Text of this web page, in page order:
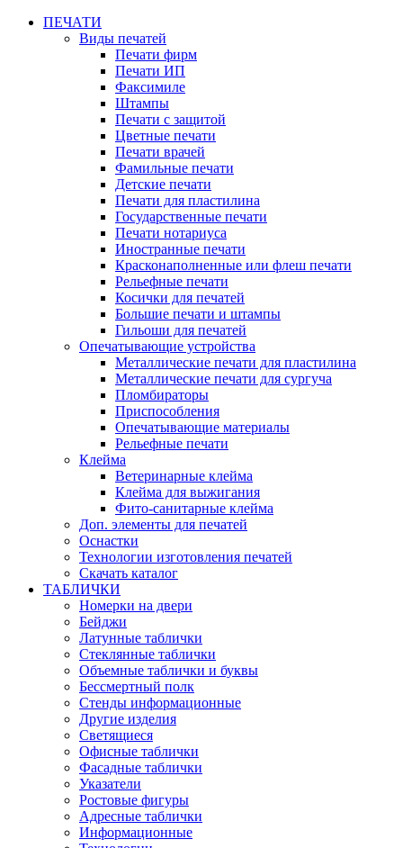
ПЕЧАТИ
Виды печатей
Печати фирм
Печати ИП
Факсимиле
Штампы
Печати с защитой
Цветные печати
Печати врачей
Фамильные печати
Детские печати
Печати для пластилина
Государственные печати
Печати нотариуса
Иностранные печати
Красконаполненные или флеш печати
Рельефные печати
Косички для печатей
Большие печати и штампы
Гильоши для печатей
Опечатывающие устройства
Металлические печати для пластилина
Металлические печати для сургуча
Пломбираторы
Приспособления
Опечатывающие материалы
Рельефные печати
Клейма
Ветеринарные клейма
Клейма для выжигания
Фито-санитарные клейма
Доп. элементы для печатей
Оснастки
Технологии изготовления печатей
Скачать каталог
ТАБЛИЧКИ
Номерки на двери
Бейджи
Латунные таблички
Стеклянные таблички
Объемные таблички и буквы
Бессмертный полк
Стенды информационные
Другие изделия
Светящиеся
Офисные таблички
Фасадные таблички
Указатели
Ростовые фигуры
Адресные таблички
Информационные